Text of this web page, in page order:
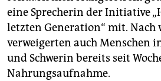
eine Sprecherin der Initiative
letzten Generation“ mit. Nach
verweigerten auch Menschen
und Schwerin bereits seit
Nahrungsaufnahme.